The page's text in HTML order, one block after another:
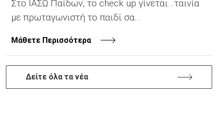
Στο ΙΑΣΩ Παίδων, το check up γίνεται…ταινία
με πρωταγωνιστή το παιδί σα...
Μάθετε Περισσότερα
Δείτε όλα τα νέα